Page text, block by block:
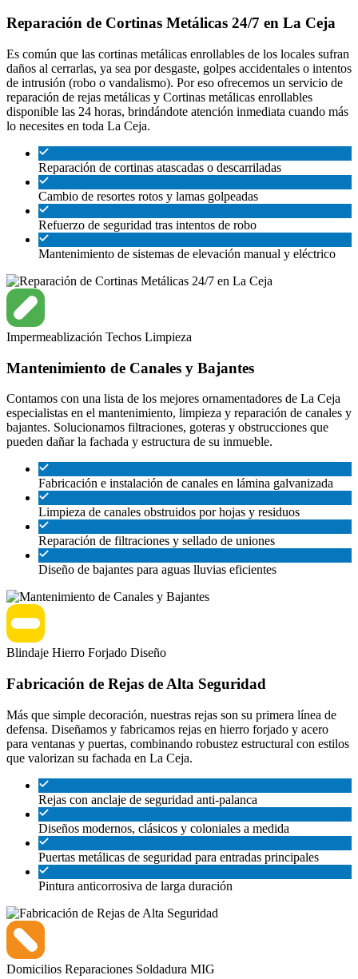
Reparación de Cortinas Metálicas 24/7 en La Ceja
Es común que las cortinas metálicas enrollables de los locales sufran
daños al cerrarlas, ya sea por desgaste, golpes accidentales o intentos
de intrusión (robo o vandalismo). Por eso ofrecemos un servicio de
reparación de rejas metálicas y Cortinas metálicas enrollables
disponible las 24 horas, brindándote atención inmediata cuando más
lo necesites en toda La Ceja.
Reparación de cortinas atascadas o descarriladas
Cambio de resortes rotos y lamas golpeadas
Refuerzo de seguridad tras intentos de robo
Mantenimiento de sistemas de elevación manual y eléctrico
Impermeablización Techos Limpieza
Mantenimiento de Canales y Bajantes
Contamos con una lista de los mejores ornamentadores de La Ceja
especialistas en el mantenimiento, limpieza y reparación de canales y
bajantes. Solucionamos filtraciones, goteras y obstrucciones que
pueden dañar la fachada y estructura de su inmueble.
Fabricación e instalación de canales en lámina galvanizada
Limpieza de canales obstruidos por hojas y residuos
Reparación de filtraciones y sellado de uniones
Diseño de bajantes para aguas lluvias eficientes
Blindaje Hierro Forjado Diseño
Fabricación de Rejas de Alta Seguridad
Más que simple decoración, nuestras rejas son su primera línea de
defensa. Diseñamos y fabricamos rejas en hierro forjado y acero
para ventanas y puertas, combinando robustez estructural con estilos
que valorizan su fachada en La Ceja.
Rejas con anclaje de seguridad anti-palanca
Diseños modernos, clásicos y coloniales a medida
Puertas metálicas de seguridad para entradas principales
Pintura anticorrosiva de larga duración
Domicilios Reparaciones Soldadura MIG